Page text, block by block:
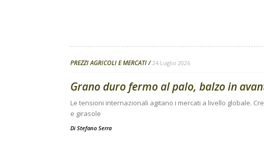
PREZZI AGRICOLI E MERCATI 24 Luglio 2026
Grano duro fermo al palo, balzo in
Le tensioni internazionali agitano i mercati a livello globale.
e girasole
Di Stefano Serra